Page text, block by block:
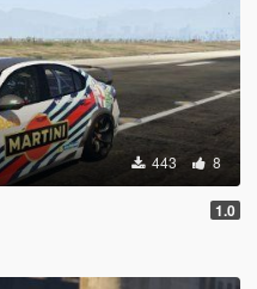
443 8
1.0